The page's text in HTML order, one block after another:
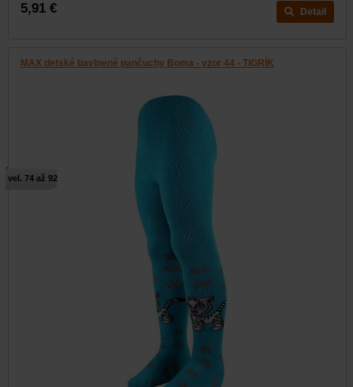
5,91 € Detail
MAX detské bavlnené pančuchy Boma - vzor 44 - TIGRÍK
vel. 74 až 92